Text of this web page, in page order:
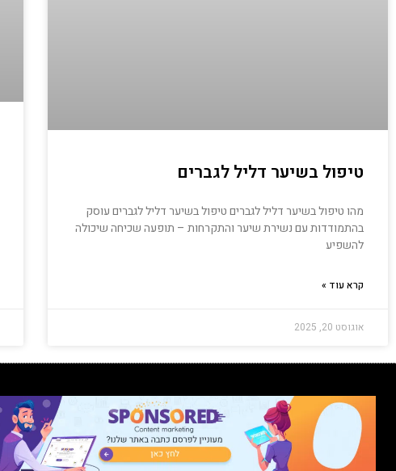
טיפול בשיער דליל לגברים
מהו טיפול בשיער דליל לגברים טיפול בשיער דליל לגברים עוסק
בהתמודדות עם נשירת שיער והתקרחות – תופעה שכיחה שיכולה
להשפיע
קרא עוד »
אוגוסט 20, 2025